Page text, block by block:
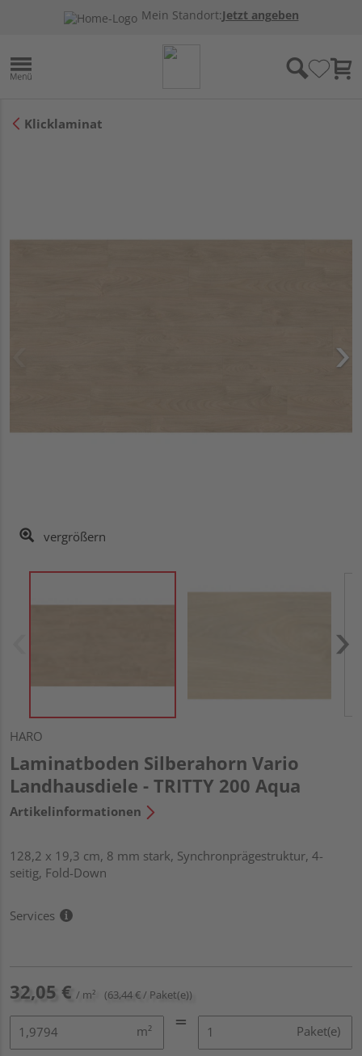
Mein Standort:Jetzt angeben
Klicklaminat
vergrößern
HARO
Laminatboden Silberahorn Vario
Landhausdiele - TRITTY 200 Aqua
Artikelinformationen
128,2 x 19,3 cm, 8 mm stark, Synchronprägestruktur, 4-
seitig, Fold-Down
Services
32,05 € / m² (63,44 € / Paket(e))
m² Paket(e)